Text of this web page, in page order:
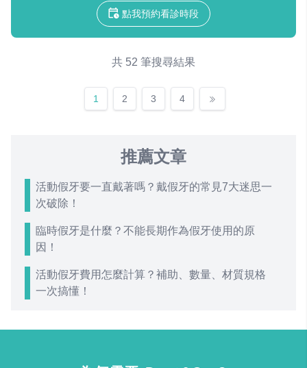
點我預約看診時段
共 52 筆搜尋結果
1 2 3 4
推薦文章
活動假牙要一直戴著嗎？戴假牙的常見7大迷思一
次破除！
臨時假牙是什麼？不能長期作為假牙使用的原
因！
活動假牙費用怎麼計算？補助、數量、材質規格
一次搞懂！